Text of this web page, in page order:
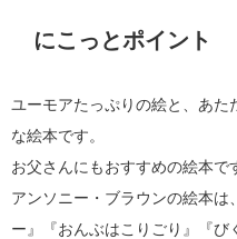
にこっとポイント
ユーモアたっぷりの絵と、あ
な絵本です。
お父さんにもおすすめの絵本で
アンソニー・ブラウンの絵本は
ー』『おんぶはこりごり』『